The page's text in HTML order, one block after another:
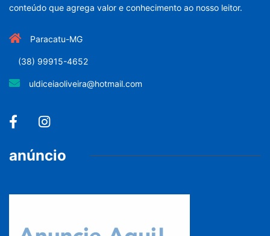
conteúdo que agrega valor e conhecimento ao nosso leitor.
Paracatu-MG
(38) 99915-4652
uldiceiaoliveira@hotmail.com
anúncio